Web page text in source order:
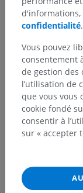
Hiérarchie
d'informations,
confidentialité.
Vous pouvez
consentement
de gestion des
l’utilisation de
que vous vous
cookie fondé
consentir à
sur « accepter